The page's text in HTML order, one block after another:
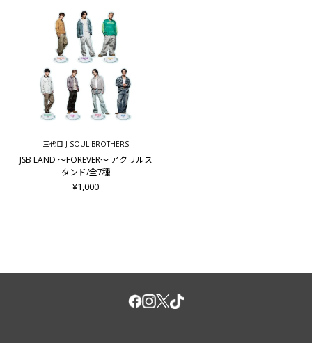
三代目 J SOUL BROTHERS
JSB LAND ～FOREVER～ アクリルス
タンド/全7種
¥1,000